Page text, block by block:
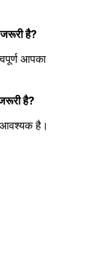
है?
आपका
है?
आवश्यक है।